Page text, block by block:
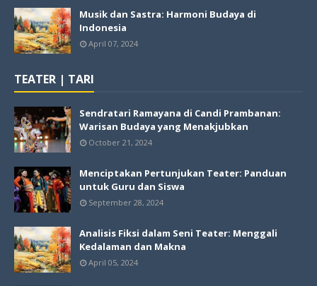
Musik dan Sastra: Harmoni Budaya di
Indonesia
April 07, 2024
TEATER | TARI
Sendratari Ramayana di Candi Prambanan:
Warisan Budaya yang Menakjubkan
October 21, 2024
Menciptakan Pertunjukan Teater: Panduan
untuk Guru dan Siswa
September 28, 2024
Analisis Fiksi dalam Seni Teater: Menggali
Kedalaman dan Makna
April 05, 2024